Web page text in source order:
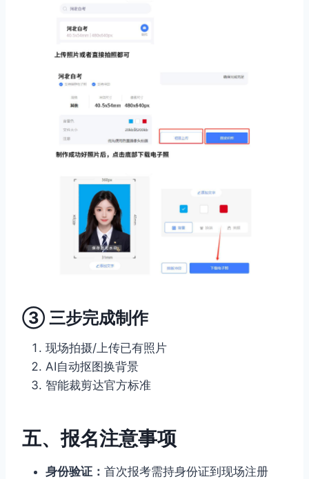
③ 三步完成制作
现场拍摄/上传已有照片
AI自动抠图换背景
智能裁剪达官方标准
五、报名注意事项
身份验证： 首次报考需持身份证到现场注册